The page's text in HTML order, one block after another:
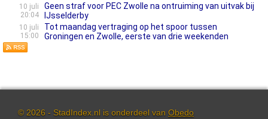
10 juli
20:04
Geen straf voor PEC Zwolle na ontruiming van uitvak bij
IJsselderby
10 juli
15:00
Tot maandag vertraging op het spoor tussen
Groningen en Zwolle, eerste van drie weekenden
© 2026 - StadIndex.nl is onderdeel van Obedo